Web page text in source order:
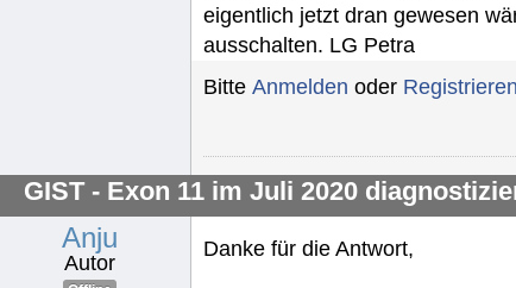
eigentlich jetzt dran gewesen
ausschalten. LG Petra
Bitte Anmelden oder Registrieren
GIST - Exon 11 im Juli 2020
Anju
Autor
Danke für die Antwort,